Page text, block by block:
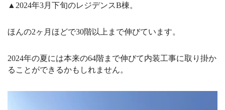
▲2024年3月下旬のレジデンスB棟。
ほんの2ヶ月ほどで30階以上まで伸びています。
2024年の夏には本来の64階まで伸びて内装工事に取り掛か
ることができるかもしれません。